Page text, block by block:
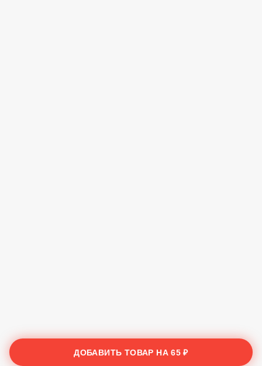
ДОБАВИТЬ ТОВАР НА65 ₽